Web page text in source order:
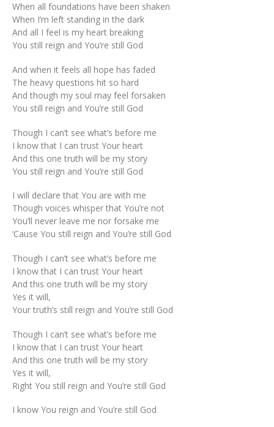
When all foundations have been shaken
When I’m left standing in the dark
And all I feel is my heart breaking
You still reign and You’re still God
And when it feels all hope has faded
The heavy questions hit so hard
And though my soul may feel forsaken
You still reign and You’re still God
Though I can’t see what’s before me
I know that I can trust Your heart
And this one truth will be my story
You still reign and You’re still God
I will declare that You are with me
Though voices whisper that You’re not
You’ll never leave me nor forsake me
‘Cause You still reign and You’re still God
Though I can’t see what’s before me
I know that I can trust Your heart
And this one truth will be my story
Yes it will,
Your truth’s still reign and You’re still God
Though I can’t see what’s before me
I know that I can trust Your heart
And this one truth will be my story
Yes it will,
Right You still reign and You’re still God
I know You reign and You’re still God